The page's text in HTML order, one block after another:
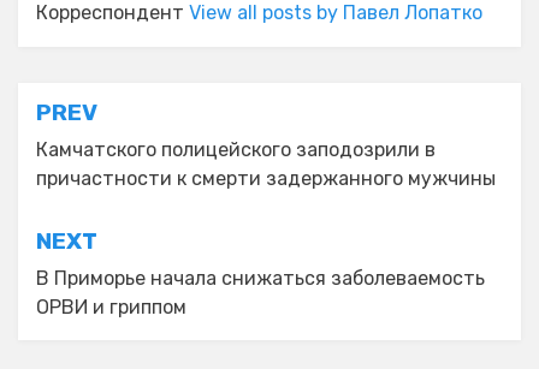
Корреспондент View all posts by Павел Лопатко
Навигация
по
записям
PREV
Камчатского полицейского заподозрили в
причастности к смерти задержанного мужчины
NEXT
В Приморье начала снижаться заболеваемость
ОРВИ и гриппом